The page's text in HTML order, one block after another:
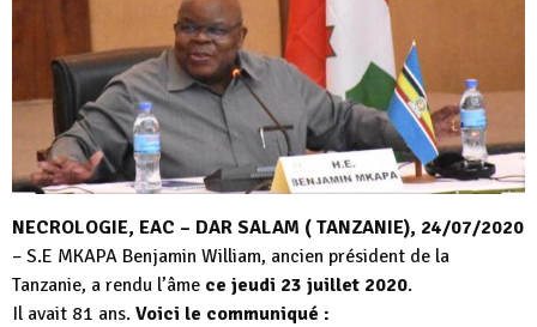
NECROLOGIE, EAC – DAR SALAM ( TANZANIE), 24/07/2020
– S.E MKAPA Benjamin William, ancien président de la
Tanzanie, a rendu l’âme ce jeudi 23 juillet 2020.
Il avait 81 ans. Voici le communiqué :